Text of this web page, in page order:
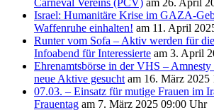
Israel: Humanitäre Krise im GAZA-
Waffenruhe einhalten! am 11. April
Runter vom Sofa – Aktiv werden für
Infoabend für Interessierte am 3. April
Ehrenamtsbörse in der VHS –
neue Aktive gesucht am 16. März 2025
07.03. – Einsatz für mutige Frauen im
Frauentag am 7. März 2025 09:00 Uhr